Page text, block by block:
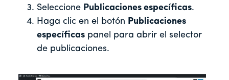
Seleccione Publicaciones específicas.
Haga clic en el botón Publicaciones
específicas panel para abrir el selector
de publicaciones.